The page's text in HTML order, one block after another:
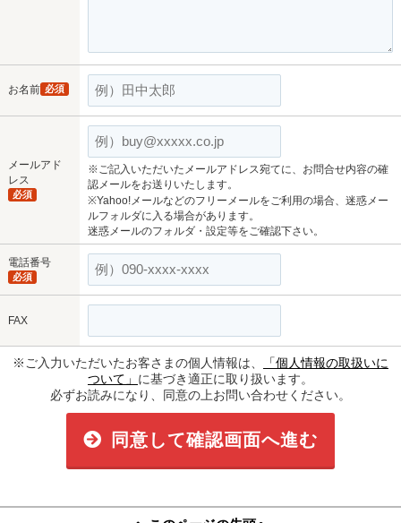
お名前 必須
メールアド
レス
必須
※ご記入いただいたメールアドレス宛てに、お問合せ内容の確
認メールをお送りいたします。
※Yahoo!メールなどのフリーメールをご利用の場合、迷惑メー
ルフォルダに入る場合があります。
迷惑メールのフォルダ・設定等をご確認下さい。
電話番号
必須
FAX
※ご入力いただいたお客さまの個人情報は、
「個人情報の取扱いに
ついて」 に基づき適正に取り扱います。
必ずお読みになり、同意の上お問い合わせください。
同意して確認画面へ進む